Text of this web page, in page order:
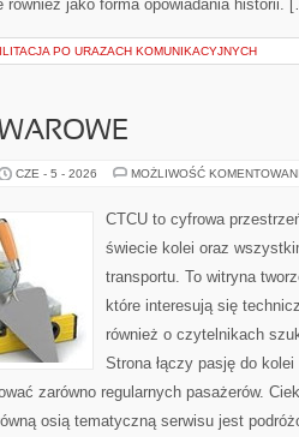
również jako forma opowiadania historii.
PO URAZACH KOMUNIKACYJNYCH
CZE - 5 - 2026 MOŻLIWOŚĆ
CTCU to cyfrowa
świecie kolei oraz
transportu. To witryna
które interesują się
również o czytelnikach
Strona łączy pasję do
zarówno regularnych pasażerów.
osią tematyczną serwisu jest